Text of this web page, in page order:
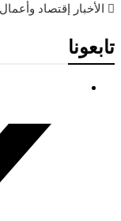
الأخبار إقتصاد وأعمال
تابعونا